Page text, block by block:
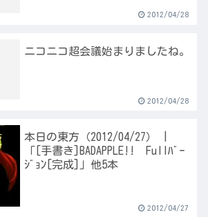
2012/04/28
ニコニコ超会議始まりましたね。
2012/04/28
本日の東方（2012/04/27） |
「[手書き]BADAPPLE!! Fullﾊﾞｰ
ｼﾞｮﾝ[完成]」他5本
2012/04/27